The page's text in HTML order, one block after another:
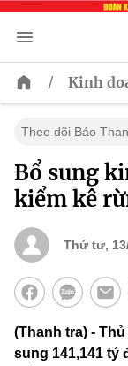
/ Kinh
Theo dõi Báo
Bổ sung
kiểm kê
Thứ tư,
(Thanh tra) -
sung 141,141 tỷ